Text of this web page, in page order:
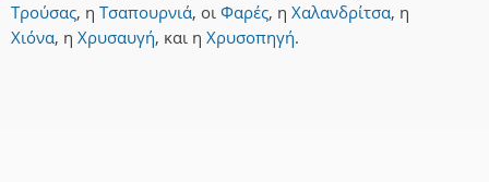
Τρούσας, η Τσαπουρνιά, οι Φαρές, η Χαλανδρίτσα, η
Χιόνα, η Χρυσαυγή, και η Χρυσοπηγή.